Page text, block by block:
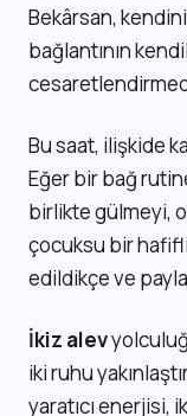
Bekârsan,
bağlantının
Bu saat, ilişkide
Eğer bir bağ
birlikte gülmeyi,
çocuksu bir
edildikçe ve
İkiz alev
iki ruhu
yaratıcı enerjisi,